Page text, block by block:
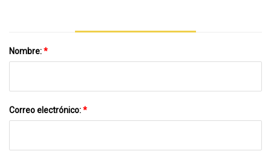
Nombre:*
Correo electrónico:*